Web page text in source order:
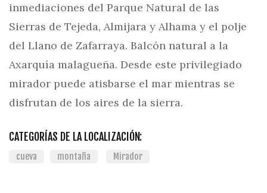
inmediaciones del Parque Natural de las
Sierras de Tejeda, Almijara y Alhama y el polje
del Llano de Zafarraya. Balcón natural a la
Axarquía malagueña. Desde este privilegiado
mirador puede atisbarse el mar mientras se
disfrutan de los aires de la sierra.
CATEGORÍAS DE LA LOCALIZACIÓN:
cueva montaña Mirador